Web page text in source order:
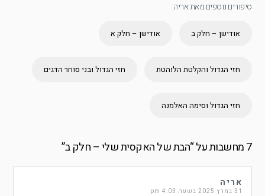
סיפורים נוספים מאת אריה:
אודישן – חלק ב אודישן – חלק א
חזי הגדול והקלטת הלוהטת חזי הגדול ובני סוחר הדגים
חזי הגדול וסימה האלמנה
7 מחשבות על “ הבת של האקסית שלי – חלק ב”
אריה
31 במרץ 2025 בשעה 4:03 pm